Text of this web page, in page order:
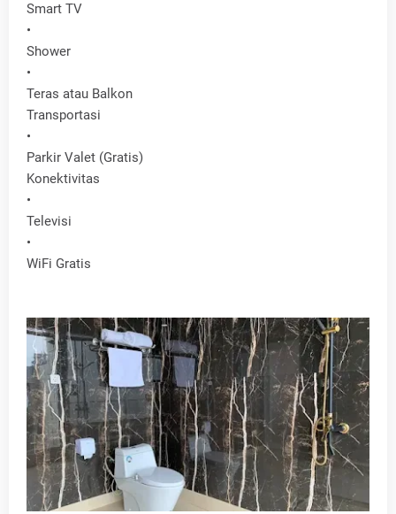
Smart TV
•
Shower
•
Teras atau Balkon
Transportasi
•
Parkir Valet (Gratis)
Konektivitas
•
Televisi
•
WiFi Gratis